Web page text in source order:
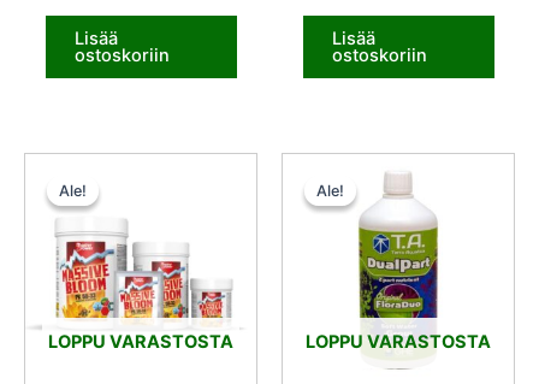
Lisää
ostoskoriin
Lisää
ostoskoriin
Ale!
LOPPU VARASTOSTA
Ale!
Alkuperäinen
20,00 €.
Nykyinen
Ale!
LOPPU VARASTOSTA
Ale!
Alkuperäinen
hinta
oli:
15,50 €.
Nykyinen
on:
13,95 €.